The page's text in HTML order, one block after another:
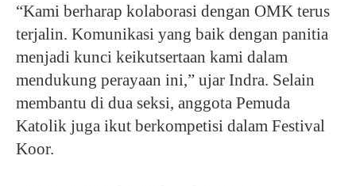
“Kami berharap kolaborasi dengan OMK terus
terjalin. Komunikasi yang baik dengan panitia
menjadi kunci keikutsertaan kami dalam
mendukung perayaan ini,” ujar Indra. Selain
membantu di dua seksi, anggota Pemuda
Katolik juga ikut berkompetisi dalam Festival
Koor.